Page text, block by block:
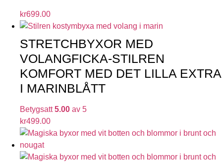
kr699.00
STRETCHBYXOR MED
VOLANGFICKA-STILREN
KOMFORT MED DET LILLA EXTRA
I MARINBLÅTT
Betygsatt5.00 av 5
kr499.00